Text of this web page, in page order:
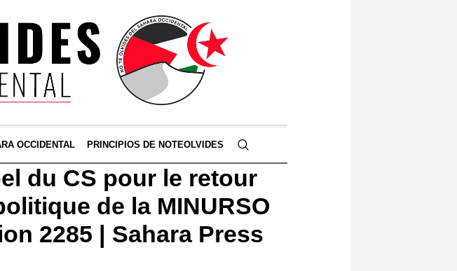
OCCIDENTAL PRINCIPIOS DE NOTEOLVIDES
du CS pour le retour
de la MINURSO
2285 | Sahara Press